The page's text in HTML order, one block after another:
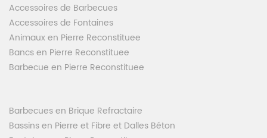
Accessoires de Barbecues
Accessoires de Fontaines
Animaux en Pierre Reconstituee
Bancs en Pierre Reconstituee
Barbecue en Pierre Reconstituee
Barbecues en Brique Refractaire
Bassins en Pierre et Fibre et Dalles Béton